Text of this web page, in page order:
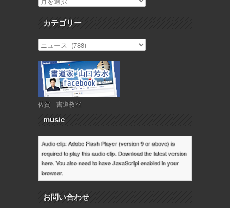
カテゴリー
佐賀 書道教室
music
Audio clip: Adobe Flash Player (version 9 or above) is
required to play this audio clip. Download the latest version
here. You also need to have JavaScript enabled in your
browser.
お問い合わせ